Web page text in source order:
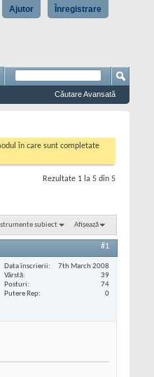
Înregistrare
Ajutor
Căutare Avansată
în care sunt completate
Rezultate 1 la 5 din 5
subiect Afișează
#1
Data înscrierii
7th March 2008
Vârstă
39
Posturi
74
Putere Rep
0